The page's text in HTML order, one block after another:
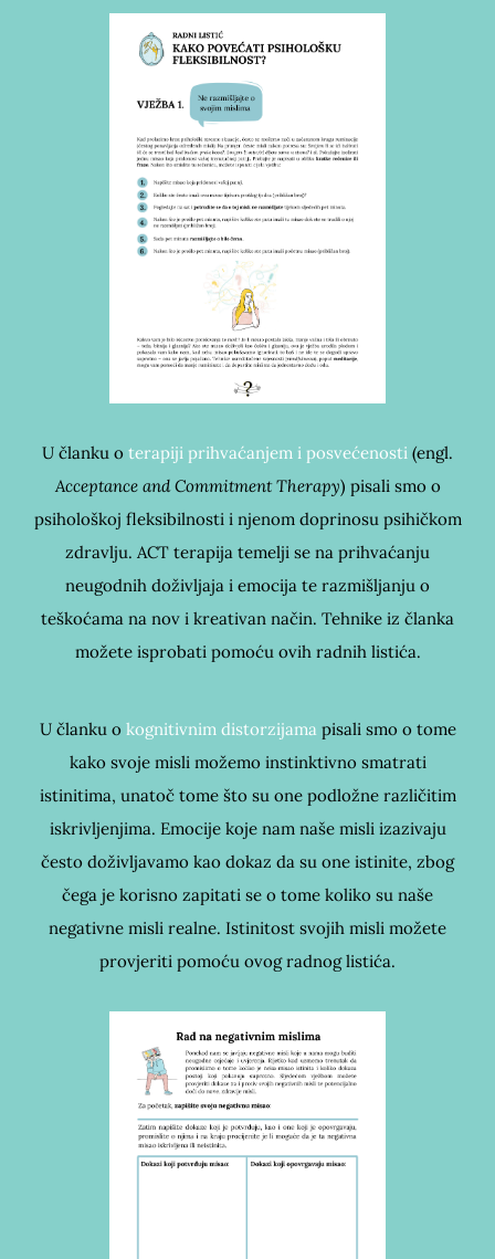
U članku o terapiji prihvaćanjem i posvećenosti (engl.
Acceptance and Commitment Therapy) pisali smo o
psihološkoj fleksibilnosti i njenom doprinosu psihičkom
zdravlju. ACT terapija temelji se na prihvaćanju
neugodnih doživljaja i emocija te razmišljanju o
teškoćama na nov i kreativan način. Tehnike iz članka
možete isprobati pomoću ovih radnih listića.
U članku o kognitivnim distorzijamapisali smo o tome
kako svoje misli možemo instinktivno smatrati
istinitima, unatoč tome što su one podložne različitim
iskrivljenjima. Emocije koje nam naše misli izazivaju
često doživljavamo kao dokaz da su one istinite, zbog
čega je korisno zapitati se o tome koliko su naše
negativne misli realne. Istinitost svojih misli možete
provjeriti pomoću ovog radnog listića.